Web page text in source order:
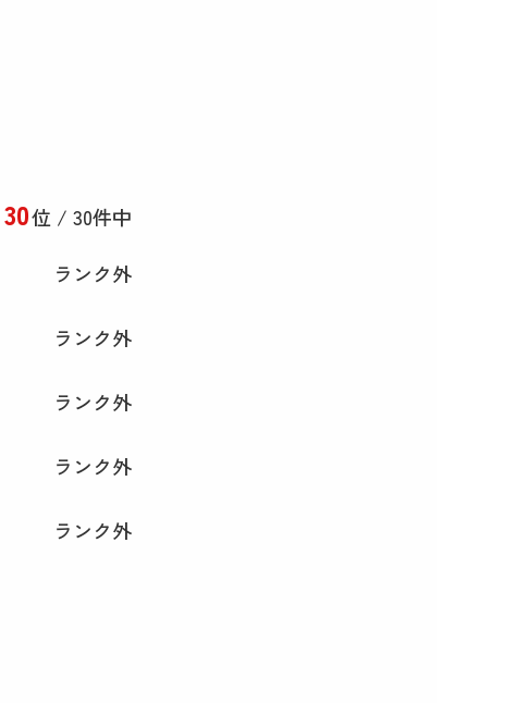
30位 / 30件中
ランク外
ランク外
ランク外
ランク外
ランク外